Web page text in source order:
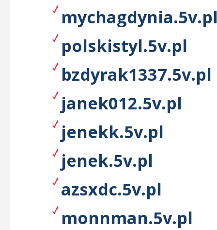
polskistyl.5v.pl
bzdyrak1337.5v.pl
janek012.5v.pl
jenekk.5v.pl
jenek.5v.pl
azsxdc.5v.pl
monnman.5v.pl